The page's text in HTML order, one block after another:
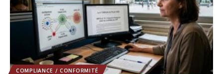
COMPLIANCE / CONFORMITÉ